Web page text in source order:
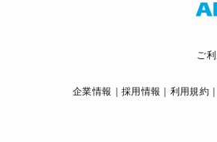
ご
企業情報 採用情報 利用規約